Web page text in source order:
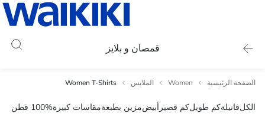
قمصان و بلايز
الصفحة الرئيسية Women الملابس Women T-Shirts
الكلفانيلةكم طويلكم قصير أبيضمزين بطبعةمقاسات كبيرة100% قطن